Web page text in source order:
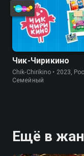
Чик-Чирикино
Chik-Chirikino • 2023,
Cемейный
Ещё в